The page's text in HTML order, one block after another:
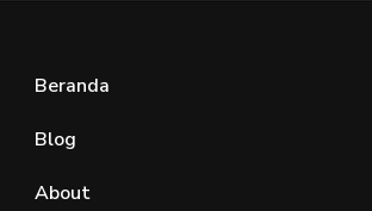
Beranda
Blog
About